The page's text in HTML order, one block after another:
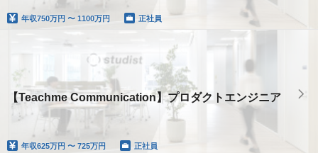
年収750万円 〜 1100万円 正社員
【Teachme Communication】プロダクトエンジニア
年収625万円 〜 725万円 正社員